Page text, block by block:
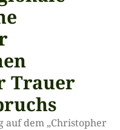
Trauer
auf dem „Christopher